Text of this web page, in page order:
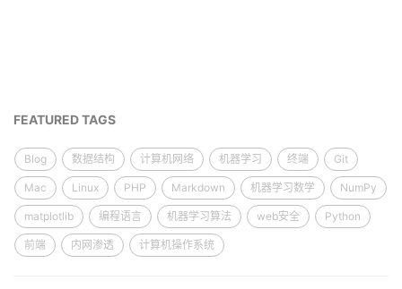
FEATURED TAGS
Blog 数据结构 计算机网络 机器学习 终端 Git
Mac Linux PHP Markdown 机器学习数学 NumPy
matplotlib 编程语言 机器学习算法 web安全 Python
前端 内网渗透 计算机操作系统